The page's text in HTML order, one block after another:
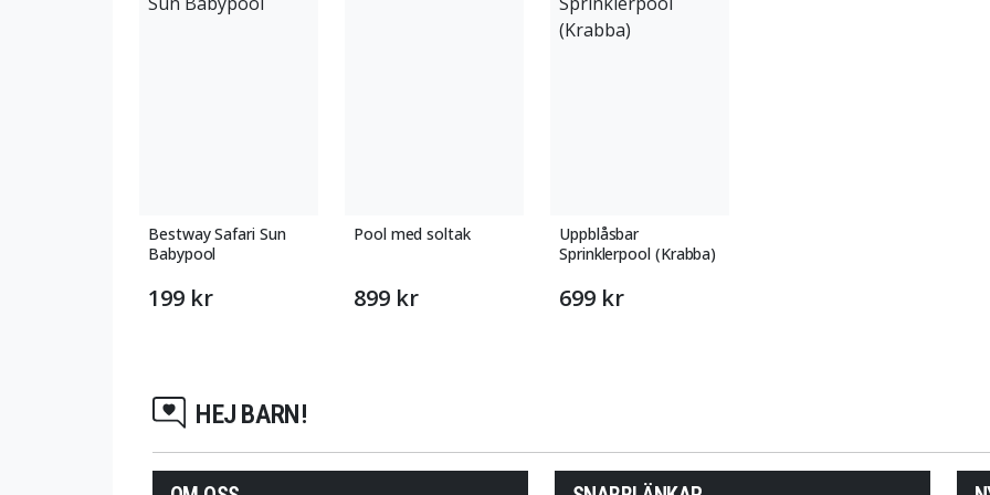
Bestway Safari Sun
Babypool
199 kr
Pool med soltak
899 kr
Uppblåsbar
Sprinklerpool (Krabba)
699 kr
HEJ BARN!